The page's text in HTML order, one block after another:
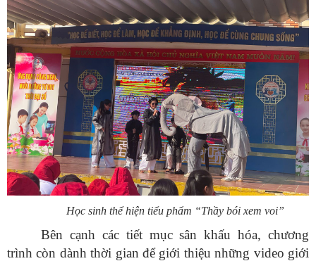
Học sinh thể hiện tiểu phẩm “Thầy bói xem voi”
Bên cạnh các tiết mục sân khấu hóa, chương
trình còn dành thời gian để giới thiệu những video giới